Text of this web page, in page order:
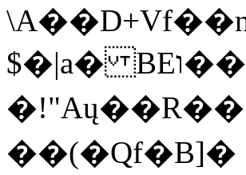
$�|a� BEו��w�{���;���q�X��d%�������W� hU�(�1�Ū}9�S�F<��i�L3�;�
��(�Qf�B]�